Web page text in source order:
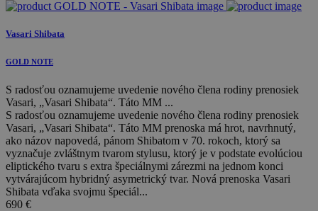
Vasari Shibata
GOLD NOTE
S radosťou oznamujeme uvedenie nového člena rodiny prenosiek
Vasari, „Vasari Shibata“. Táto MM ...
S radosťou oznamujeme uvedenie nového člena rodiny prenosiek
Vasari, „Vasari Shibata“. Táto MM prenoska má hrot, navrhnutý,
ako názov napovedá, pánom Shibatom v 70. rokoch, ktorý sa
vyznačuje zvláštnym tvarom stylusu, ktorý je v podstate evolúciou
eliptického tvaru s extra špeciálnymi zárezmi na jednom konci
vytvárajúcom hybridný asymetrický tvar. Nová prenoska Vasari
Shibata vďaka svojmu špeciál...
690 €